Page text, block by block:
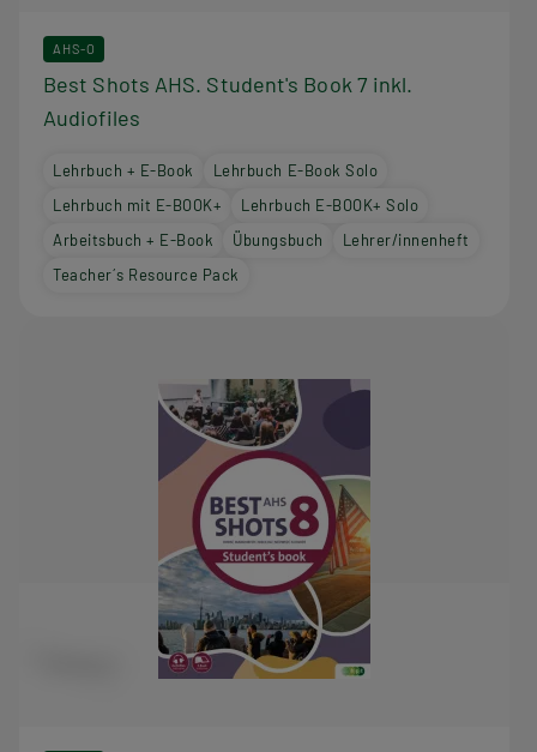
AHS-O
Best Shots AHS. Student's Book 7 inkl.
Audiofiles
Lehrbuch + E-Book
Lehrbuch E-Book Solo
Lehrbuch mit E-BOOK+
Lehrbuch E-BOOK+ Solo
Arbeitsbuch + E-Book
Übungsbuch
Lehrer/innenheft
Teacher´s Resource Pack